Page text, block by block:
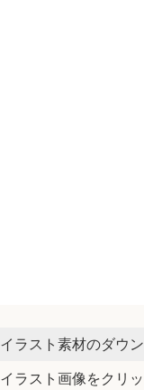
イラスト素材のダウ
イラスト画像をクリ